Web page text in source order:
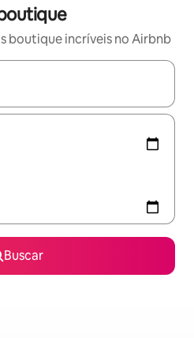
boutique incríveis no Airbnb
disponíveis, explore-os
Buscar